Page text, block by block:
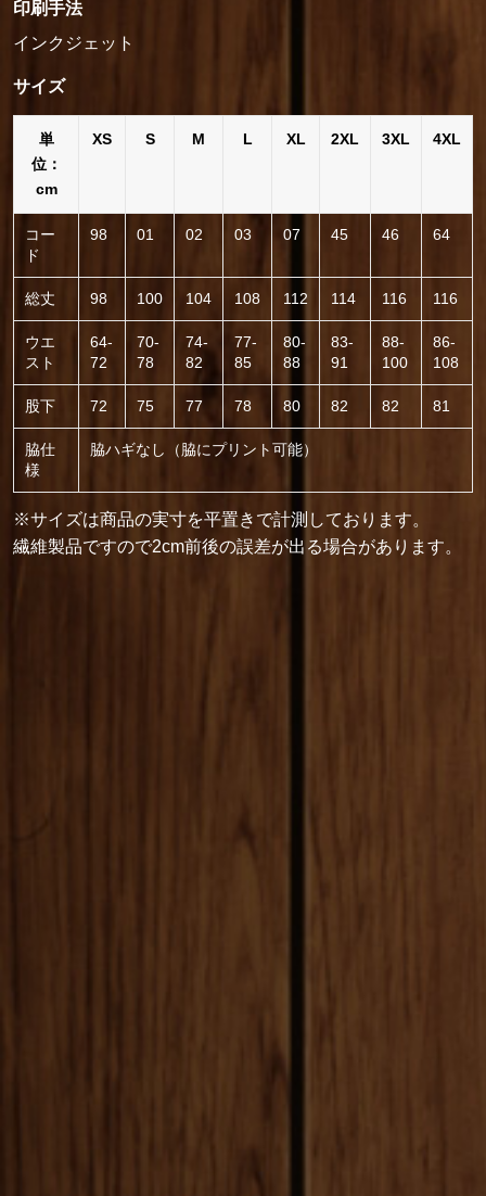
印刷手法
インクジェット
サイズ
単
位：
cm
XS S M L XL 2XL 3XL 4XL
コー
ド
98 01 02 03 07 45 46 64
総丈 98 100 104 108 112 114 116 116
ウエ
スト
64-
72
70-
78
74-
82
77-
85
80-
88
83-
91
88-
100
86-
108
股下 72 75 77 78 80 82 82 81
脇仕
様
脇ハギなし（脇にプリント可能）
※サイズは商品の実寸を平置きで計測しております。
繊維製品ですので2cm前後の誤差が出る場合があります。